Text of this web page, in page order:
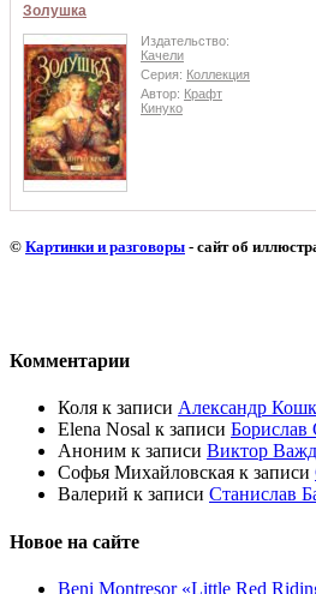
Золушка
Издательство:
Качели
Серия: Коллекция
Автор: Крафт
Кинуко
© Картинки и разговоры - сайт об
Комментарии
Коля к записи Александр
Elena Nosal к записи Борислав
Аноним к записи Виктор
Софья Михайловская к записи
Валерий к записи Станислав
Новое на сайте
Beni Montresor «Little Red